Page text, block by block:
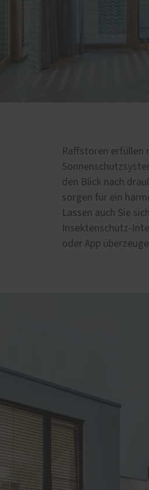
Raffstoren erfüllen
den Blick nach
sorgen für ein
Lassen auch Sie
Insektenschutz-
oder App